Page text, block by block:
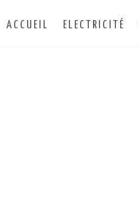
ACCUEIL ELECTRICITÉ